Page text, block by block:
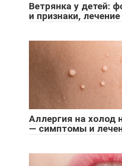
Ветрянка у детей:
и признаки,
Аллергия на холод
— симптомы и